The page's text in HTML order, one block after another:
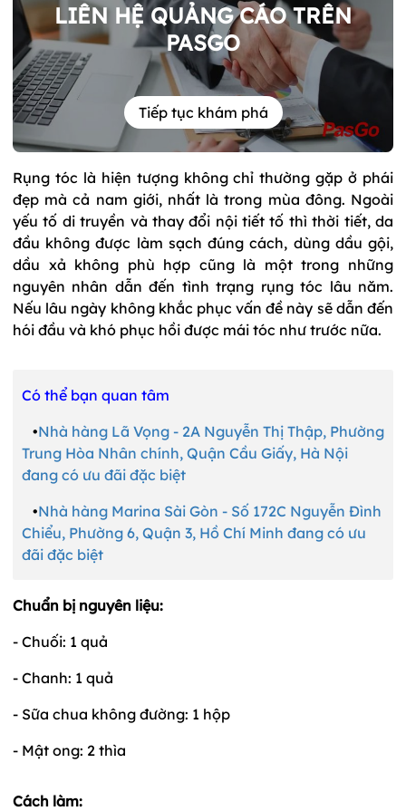
LIÊN HỆ QUẢNG CÁO TRÊN
PASGO
Tiếp tục khám phá
Rụng tóc là hiện tượng không chỉ thường gặp ở phái
đẹp mà cả nam giới, nhất là trong mùa đông. Ngoài
yếu tố di truyền và thay đổi nội tiết tố thì thời tiết, da
đầu không được làm sạch đúng cách, dùng dầu gội,
dầu xả không phù hợp cũng là một trong những
nguyên nhân dẫn đến tình trạng rụng tóc lâu năm.
Nếu lâu ngày không khắc phục vấn đề này sẽ dẫn đến
hói đầu và khó phục hồi được mái tóc như trước nữa.
Có thể bạn quan tâm
•Nhà hàng Lã Vọng - 2A Nguyễn Thị Thập, Phường
Trung Hòa Nhân chính, Quận Cầu Giấy, Hà Nội
đang có ưu đãi đặc biệt
•Nhà hàng Marina Sài Gòn - Số 172C Nguyễn Đình
Chiểu, Phường 6, Quận 3, Hồ Chí Minh đang có ưu
đãi đặc biệt
Chuẩn bị nguyên liệu:
- Chuối: 1 quả
- Chanh: 1 quả
- Sữa chua không đường: 1 hộp
- Mật ong: 2 thìa
Cách làm: